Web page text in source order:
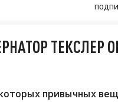
ТЕКСЛЕР
привычных